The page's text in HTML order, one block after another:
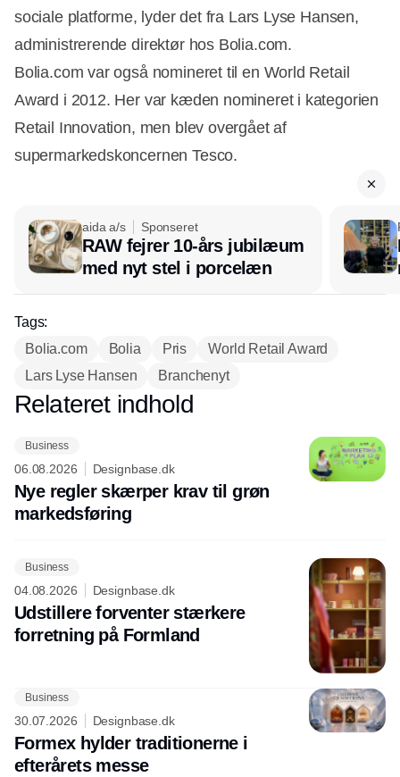
sociale platforme, lyder det fra Lars Lyse Hansen,
administrerende direktør hos Bolia.com.
Bolia.com var også nomineret til en World Retail
Award i 2012. Her var kæden nomineret i kategorien
Retail Innovation, men blev overgået af
supermarkedskoncernen Tesco.
aida a/s Sponseret
RAW fejrer 10-års jubilæum
med nyt stel i porcelæn
Tags:
Bolia.com
Bolia Pris
World Retail Award
Lars Lyse Hansen
Branchenyt
Annonce
Relateret indhold
Business
06.08.2026 Designbase.dk
Nye regler skærper krav til grøn
markedsføring
Business
04.08.2026 Designbase.dk
Udstillere forventer stærkere
forretning på Formland
Business
30.07.2026 Designbase.dk
Formex hylder traditionerne i
efterårets messe